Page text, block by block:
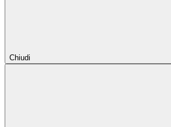
Chiudi